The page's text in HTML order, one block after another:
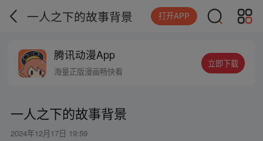
一人之下的故事背景 打开APP
腾讯动漫App
海量正版漫画畅快看
立即下载
一人之下的故事背景
2024年12月17日 19:59